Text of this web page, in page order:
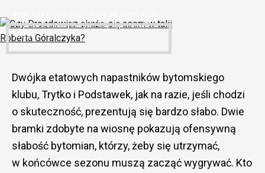
Roberta Góralczyka? (fot. Filip Susmanek/
iGol.pl)
Dwójka etatowych napastników bytomskiego
klubu, Trytko i Podstawek, jak na razie, jeśli chodzi
o skuteczność, prezentują się bardzo słabo. Dwie
bramki zdobyte na wiosnę pokazują ofensywną
słabość bytomian, którzy, żeby się utrzymać,
w końcówce sezonu muszą zacząć wygrywać. Kto